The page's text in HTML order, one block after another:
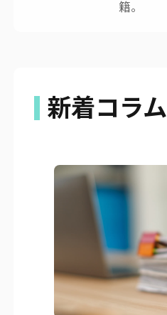
籍。
新着コラム